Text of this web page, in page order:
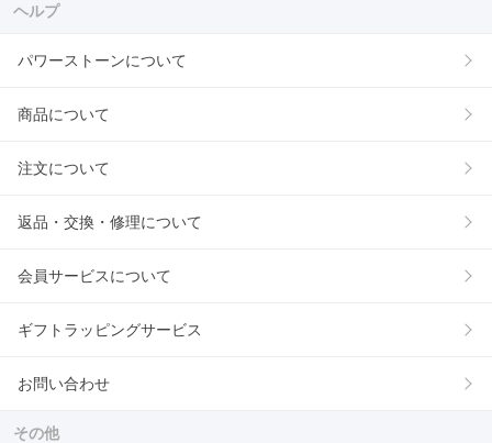
ヘルプ
パワーストーンについて
商品について
注文について
返品・交換・修理について
会員サービスについて
ギフトラッピングサービス
お問い合わせ
その他